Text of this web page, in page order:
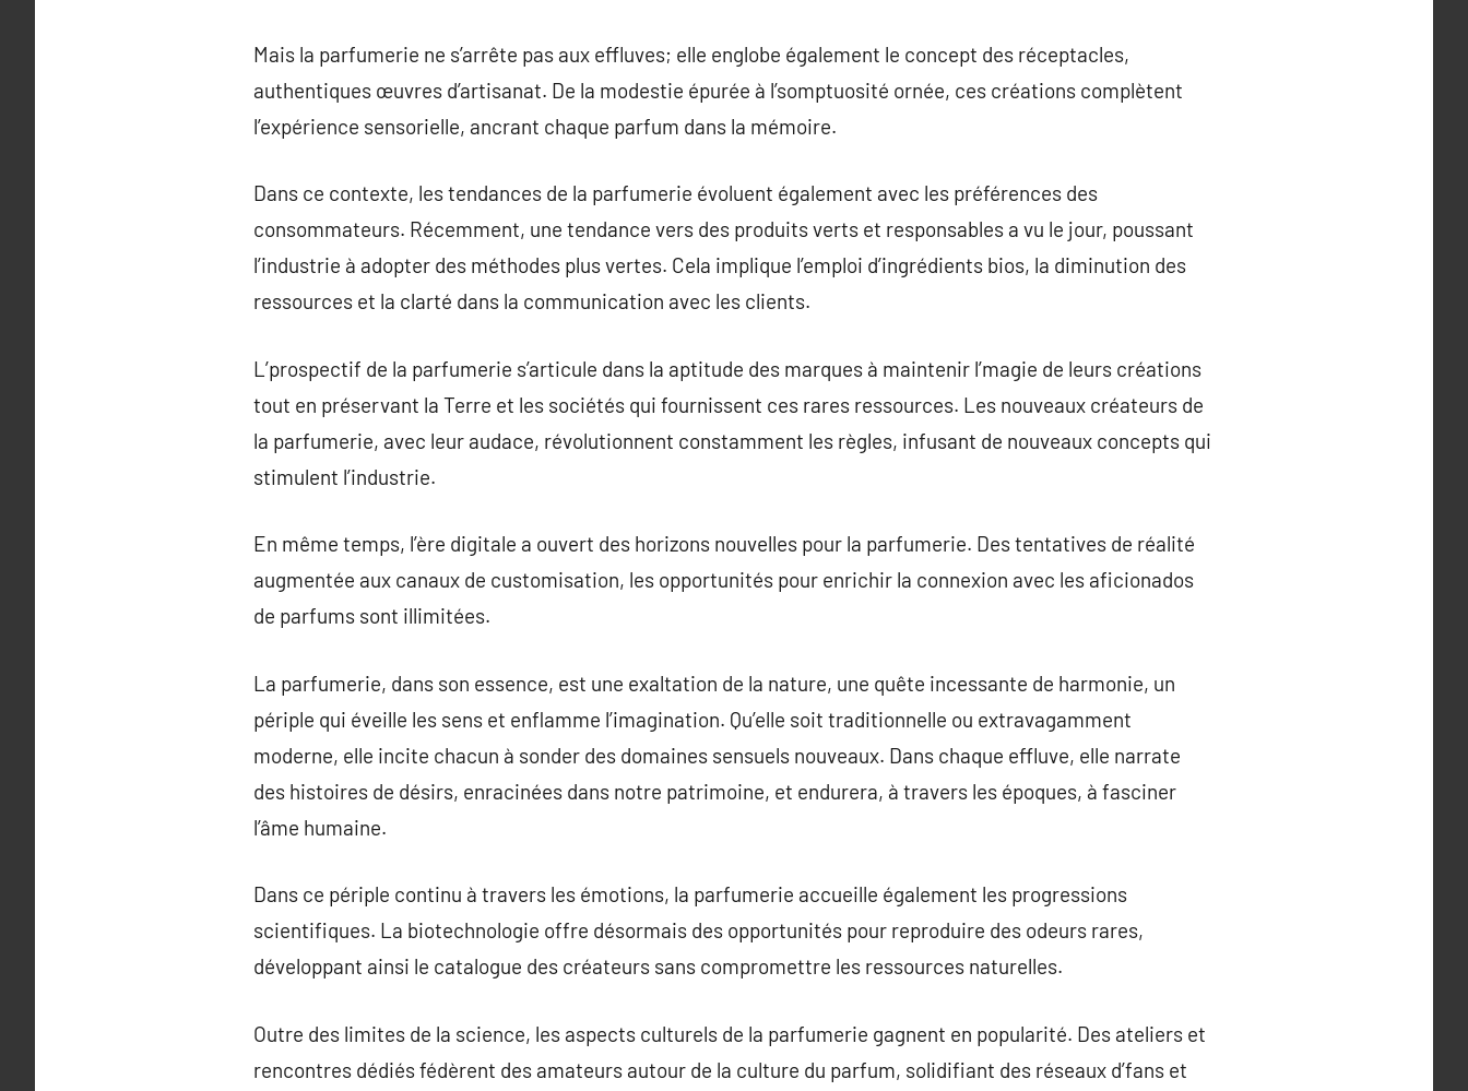
Mais la parfumerie ne s’arrête pas aux effluves; elle englobe également le concept des réceptacles,
authentiques œuvres d’artisanat. De la modestie épurée à l’somptuosité ornée, ces créations complètent
l’expérience sensorielle, ancrant chaque parfum dans la mémoire.
Dans ce contexte, les tendances de la parfumerie évoluent également avec les préférences des
consommateurs. Récemment, une tendance vers des produits verts et responsables a vu le jour, poussant
l’industrie à adopter des méthodes plus vertes. Cela implique l’emploi d’ingrédients bios, la diminution des
ressources et la clarté dans la communication avec les clients.
L’prospectif de la parfumerie s’articule dans la aptitude des marques à maintenir l’magie de leurs créations
tout en préservant la Terre et les sociétés qui fournissent ces rares ressources. Les nouveaux créateurs de
la parfumerie, avec leur audace, révolutionnent constamment les règles, infusant de nouveaux concepts qui
stimulent l’industrie.
En même temps, l’ère digitale a ouvert des horizons nouvelles pour la parfumerie. Des tentatives de réalité
augmentée aux canaux de customisation, les opportunités pour enrichir la connexion avec les aficionados
de parfums sont illimitées.
La parfumerie, dans son essence, est une exaltation de la nature, une quête incessante de harmonie, un
périple qui éveille les sens et enflamme l’imagination. Qu’elle soit traditionnelle ou extravagamment
moderne, elle incite chacun à sonder des domaines sensuels nouveaux. Dans chaque effluve, elle narrate
des histoires de désirs, enracinées dans notre patrimoine, et endurera, à travers les époques, à fasciner
l’âme humaine.
Dans ce périple continu à travers les émotions, la parfumerie accueille également les progressions
scientifiques. La biotechnologie offre désormais des opportunités pour reproduire des odeurs rares,
développant ainsi le catalogue des créateurs sans compromettre les ressources naturelles.
Outre des limites de la science, les aspects culturels de la parfumerie gagnent en popularité. Des ateliers et
rencontres dédiés fédèrent des amateurs autour de la culture du parfum, solidifiant des réseaux d’fans et